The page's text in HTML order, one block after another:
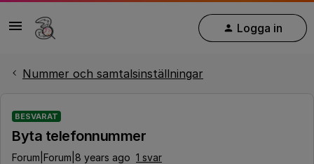
Logga in
Nummer och samtalsinställningar
BESVARAT
Byta telefonnummer
Forum|Forum|8 years ago 1 svar